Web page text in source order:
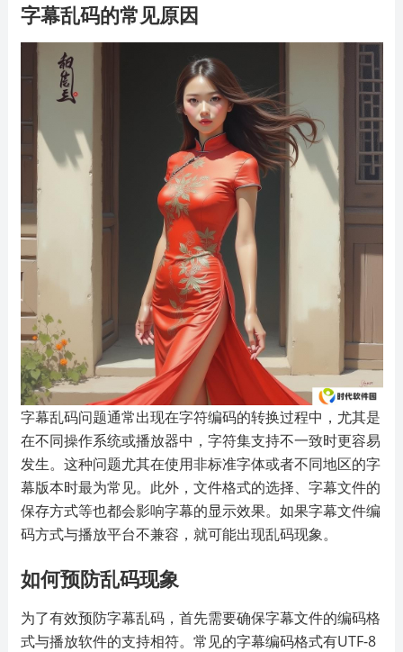
字幕乱码的常见原因
字幕乱码问题通常出现在字符编码的转换过程中，尤其是
在不同操作系统或播放器中，字符集支持不一致时更容易
发生。这种问题尤其在使用非标准字体或者不同地区的字
幕版本时最为常见。此外，文件格式的选择、字幕文件的
保存方式等也都会影响字幕的显示效果。如果字幕文件编
码方式与播放平台不兼容，就可能出现乱码现象。
如何预防乱码现象
为了有效预防字幕乱码，首先需要确保字幕文件的编码格
式与播放软件的支持相符。常见的字幕编码格式有UTF-8